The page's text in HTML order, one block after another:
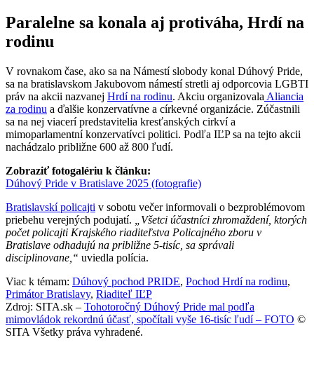
Paralelne sa konala aj protiváha, Hrdí na
rodinu
V rovnakom čase, ako sa na Námestí slobody konal Dúhový Pride,
sa na bratislavskom Jakubovom námestí stretli aj odporcovia LGBTI
práv na akcii nazvanej Hrdí na rodinu. Akciu organizovala Aliancia
za rodinu a ďalšie konzervatívne a církevné organizácie. Zúčastnili
sa na nej viacerí predstavitelia kresťanských cirkví a
mimoparlamentní konzervatívci politici. Podľa IĽP sa na tejto akcii
nachádzalo približne 600 až 800 ľudí.
Zobraziť fotogalériu k článku:
Dúhový Pride v Bratislave 2025 (fotografie)
Bratislavskí policajti v sobotu večer informovali o bezproblémovom
priebehu verejných podujatí.
„Všetci účastníci zhromaždení, ktorých
počet policajti Krajského riaditeľstva Policajného zboru v
Bratislave odhadujú na približne 5-tisíc, sa správali
disciplinovane,“ uviedla polícia.
Viac k témam: Dúhový pochod PRIDE, Pochod Hrdí na rodinu,
Primátor Bratislavy, Riaditeľ IĽP
Zdroj: SITA.sk – Tohotoročný Dúhový Pride mal podľa
mimovládok rekordnú účasť, spočítali vyše 16-tisíc ľudí – FOTO ©
SITA Všetky práva vyhradené.